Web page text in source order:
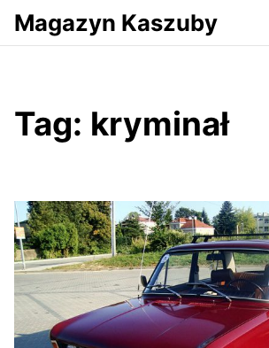
Przejdź do serwisu magazynkaszuby.pl
Magazyn Kaszuby
Tag: kryminał